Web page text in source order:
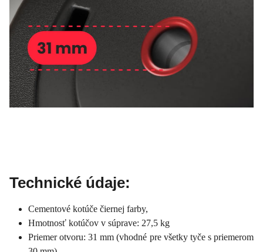
Technické údaje:
Cementové kotúče čiernej farby,
Hmotnosť kotúčov v súprave: 27,5 kg
Priemer otvoru: 31 mm (vhodné pre všetky tyče s priemerom